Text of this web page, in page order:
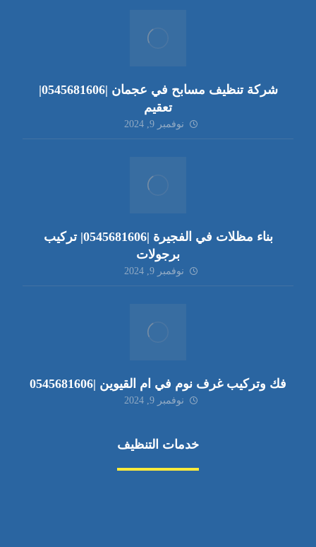
شركة تنظيف مسابح في عجمان |0545681606|
تعقيم
نوفمبر 9, 2024
بناء مظلات في الفجيرة |0545681606| تركيب
برجولات
نوفمبر 9, 2024
فك وتركيب غرف نوم في ام القيوين |0545681606
نوفمبر 9, 2024
خدمات التنظيف